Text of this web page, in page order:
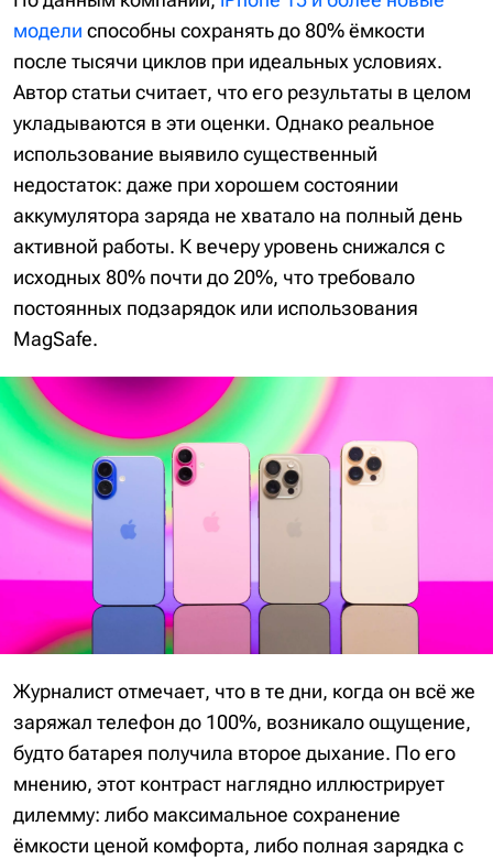
модели способны сохранять до 80% ёмкости
после тысячи циклов при идеальных условиях.
Автор статьи считает, что его результаты в целом
укладываются в эти оценки. Однако реальное
использование выявило существенный
недостаток: даже при хорошем состоянии
аккумулятора заряда не хватало на полный день
активной работы. К вечеру уровень снижался с
исходных 80% почти до 20%, что требовало
постоянных подзарядок или использования
MagSafe.
Журналист отмечает, что в те дни, когда он всё же
заряжал телефон до 100%, возникало ощущение,
будто батарея получила второе дыхание. По его
мнению, этот контраст наглядно иллюстрирует
дилемму: либо максимальное сохранение
ёмкости ценой комфорта, либо полная зарядка с